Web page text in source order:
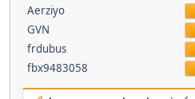
Aerziyo
GVN
frdubus
fbx9483058